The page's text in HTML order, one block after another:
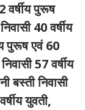
वर्षीय पुरूष
40 वर्षीय
पुरूष एवं 60
57 वर्षीय
बस्ती निवासी
युवती,